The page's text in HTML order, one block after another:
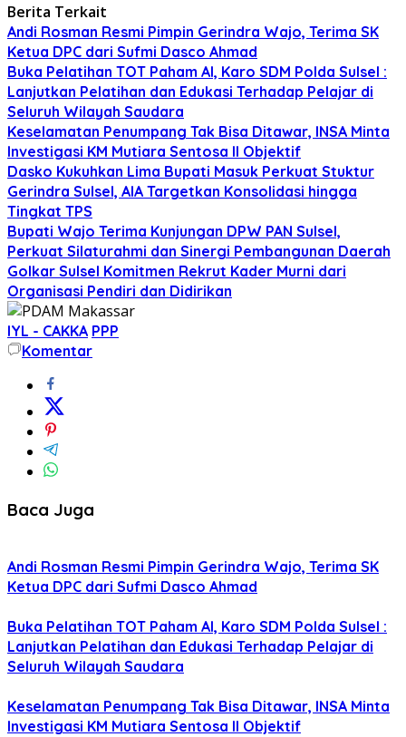
Berita Terkait
Andi Rosman Resmi Pimpin Gerindra Wajo, Terima SK
Ketua DPC dari Sufmi Dasco Ahmad
Buka Pelatihan TOT Paham AI, Karo SDM Polda Sulsel :
Lanjutkan Pelatihan dan Edukasi Terhadap Pelajar di
Seluruh Wilayah Saudara
Keselamatan Penumpang Tak Bisa Ditawar, INSA Minta
Investigasi KM Mutiara Sentosa II Objektif
Dasko Kukuhkan Lima Bupati Masuk Perkuat Stuktur
Gerindra Sulsel, AIA Targetkan Konsolidasi hingga
Tingkat TPS
Bupati Wajo Terima Kunjungan DPW PAN Sulsel,
Perkuat Silaturahmi dan Sinergi Pembangunan Daerah
Golkar Sulsel Komitmen Rekrut Kader Murni dari
Organisasi Pendiri dan Didirikan
IYL - CAKKA PPP
Komentar
Baca Juga
Andi Rosman Resmi Pimpin Gerindra Wajo, Terima SK
Ketua DPC dari Sufmi Dasco Ahmad
Buka Pelatihan TOT Paham AI, Karo SDM Polda Sulsel :
Lanjutkan Pelatihan dan Edukasi Terhadap Pelajar di
Seluruh Wilayah Saudara
Keselamatan Penumpang Tak Bisa Ditawar, INSA Minta
Investigasi KM Mutiara Sentosa II Objektif